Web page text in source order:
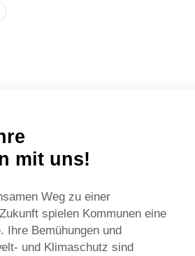
mit uns!
Weg zu einer
spielen Kommunen eine
Ihre Bemühungen und
und Klimaschutz sind